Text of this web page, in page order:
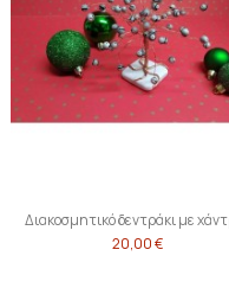
Διακοσμητικό δεντράκι με
20,00 €